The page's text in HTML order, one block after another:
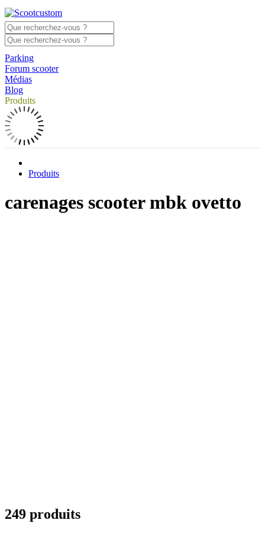
Parking
Forum scooter
Médias
Blog
Produits
Produits
carenages scooter mbk ovetto
249 produits